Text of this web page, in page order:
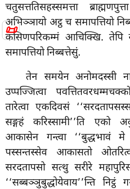
📜
चतुसत्ततिसहस्समत्ता
अभिञ्ञायो अट्ठ च समापत्तियो
कसिणपरिकम्मं आचिक्खि. तेपि
समापत्तियो निब्बत्तेसुं.
तेन समयेन अनोमदस्सी
उप्पज्जित्वा
तारेत्वा एकदिवसं
सङ्गहं करिस्सामी’’ति एको
आकासेन गन्त्वा ‘‘बुद्धभावं मे
पस्सन्तस्सेव आकासतो
सरदतापसो सत्थु सरीरे
‘‘सब्बञ्ञुबुद्धोयेवाय’’न्ति